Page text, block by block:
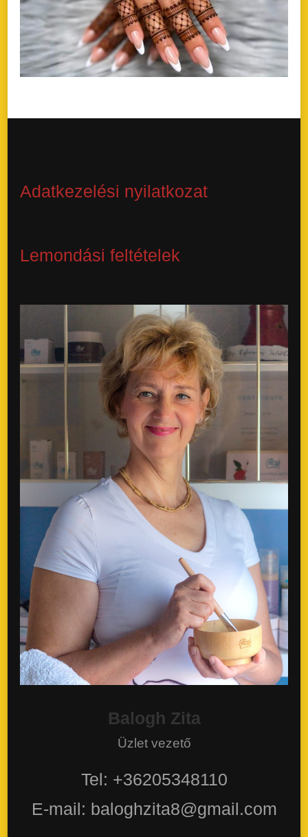
Adatkezelési nyilatkozat
Lemondási feltételek
Balogh Zita
Üzlet vezető
Tel: +36205348110
E-mail: baloghzita8@gmail.com